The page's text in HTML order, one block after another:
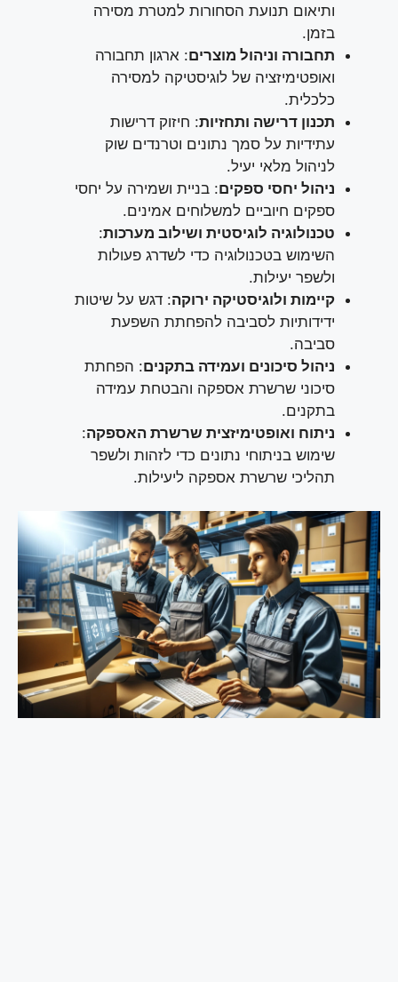
ותיאום תנועת הסחורות למטרת מסירה
בזמן.
תחבורה וניהול מוצרים: ארגון תחבורה
ואופטימיזציה של לוגיסטיקה למסירה
כלכלית.
תכנון דרישה ותחזיות: חיזוק דרישות
עתידיות על סמך נתונים וטרנדים שוק
לניהול מלאי יעיל.
ניהול יחסי ספקים: בניית ושמירה על יחסי
ספקים חיוביים למשלוחים אמינים.
טכנולוגיה לוגיסטית ושילוב מערכות:
השימוש בטכנולוגיה כדי לשדרג פעולות
ולשפר יעילות.
קיימות ולוגיסטיקה ירוקה: דגש על שיטות
ידידותיות לסביבה להפחתת השפעת
סביבה.
ניהול סיכונים ועמידה בתקנים: הפחתת
סיכוני שרשרת אספקה והבטחת עמידה
בתקנים.
ניתוח ואופטימיזצית שרשרת האספקה:
שימוש בניתוחי נתונים כדי לזהות ולשפר
תהליכי שרשרת אספקה ליעילות.